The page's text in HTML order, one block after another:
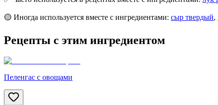
🟡 Иногда используется вместе с ингредиентами: сыр твердый,
Рецепты с этим ингредиентом
Пеленгас с овощами